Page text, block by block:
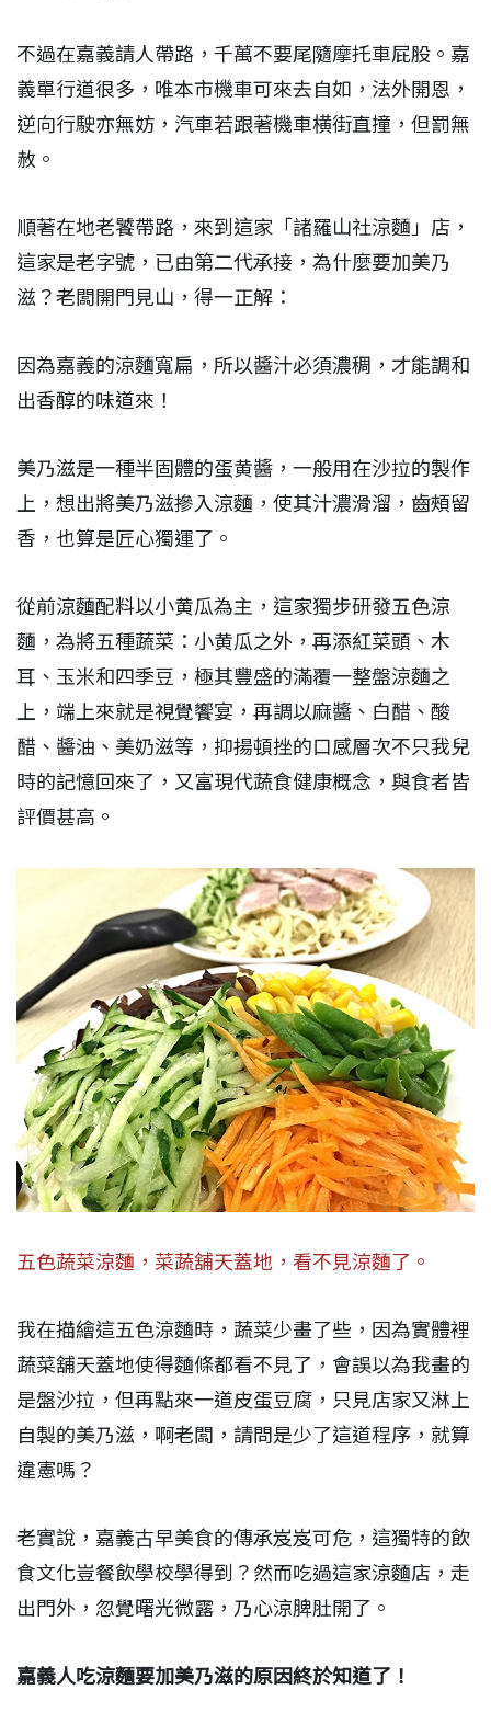
不過在嘉義請人帶路，千萬不要尾隨摩托車屁股。嘉
義單行道很多，唯本市機車可來去自如，法外開恩，
逆向行駛亦無妨，汽車若跟著機車横街直撞，但罰無
赦。
順著在地老饕帶路，來到這家「諸羅山社涼麵」店，
這家是老字號，已由第二代承接，為什麼要加美乃
滋？老闆開門見山，得一正解：
因為嘉義的涼麵寬扁，所以醬汁必須濃稠，才能調和
出香醇的味道來！
美乃滋是一種半固體的蛋黄醬，一般用在沙拉的製作
上，想出將美乃滋摻入涼麵，使其汁濃滑溜，齒頰留
香，也算是匠心獨運了。
從前涼麵配料以小黄瓜為主，這家獨步研發五色涼
麵，為將五種蔬菜：小黄瓜之外，再添紅菜頭、木
耳、玉米和四季豆，極其豐盛的滿覆一整盤涼麵之
上，端上來就是視覺饗宴，再調以麻醬、白醋、酸
醋、醬油、美奶滋等，抑揚頓挫的口感層次不只我兒
時的記憶回來了，又富現代蔬食健康概念，與食者皆
評價甚高。
五色蔬菜涼麵，菜蔬舖天蓋地，看不見涼麵了。
我在描繪這五色涼麵時，蔬菜少畫了些，因為實體裡
蔬菜舖天蓋地使得麵條都看不見了，會誤以為我畫的
是盤沙拉，但再點來一道皮蛋豆腐，只見店家又淋上
自製的美乃滋，啊老闆，請問是少了這道程序，就算
違憲嗎？
老實說，嘉義古早美食的傳承岌岌可危，這獨特的飲
食文化豈餐飲學校學得到？然而吃過這家涼麵店，走
出門外，忽覺曙光微露，乃心涼脾肚開了。
嘉義人吃涼麵要加美乃滋的原因終於知道了！